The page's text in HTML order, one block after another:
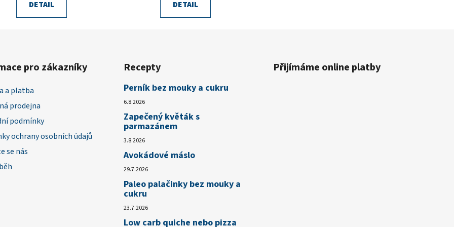
DETAIL DETAIL
pro zákazníky
a platba
prodejna
podmínky
ochrany osobních údajů
se nás
Recepty
Perník bez mouky a cukru
6.8.2026
Zapečený květák s
parmazánem
3.8.2026
Avokádové máslo
29.7.2026
Paleo palačinky bez mouky a
cukru
23.7.2026
Low carb quiche nebo pizza
Přijímáme online platby